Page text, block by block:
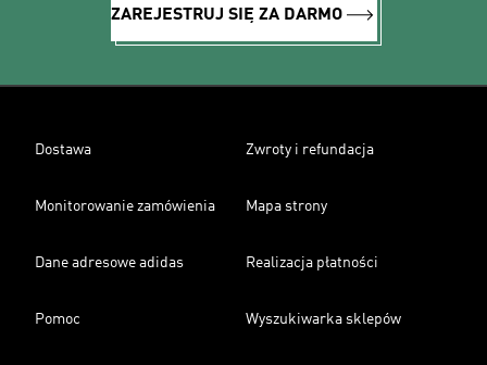
ZAREJESTRUJ SIĘ ZA DARMO
Dostawa Zwroty i refundacja
Monitorowanie zamówienia Mapa strony
Dane adresowe adidas Realizacja płatności
Pomoc Wyszukiwarka sklepów